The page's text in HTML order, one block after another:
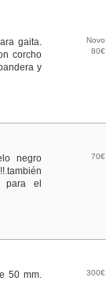
gaita.
corcho
y
Novo
80€
negro
el
70€
50 mm.
300€